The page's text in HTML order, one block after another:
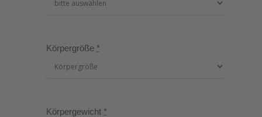
Körpergröße *
Körpergewicht *